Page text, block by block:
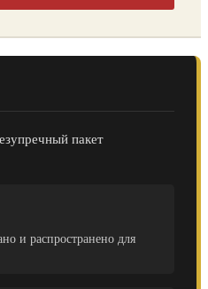
пакет
и распространено для